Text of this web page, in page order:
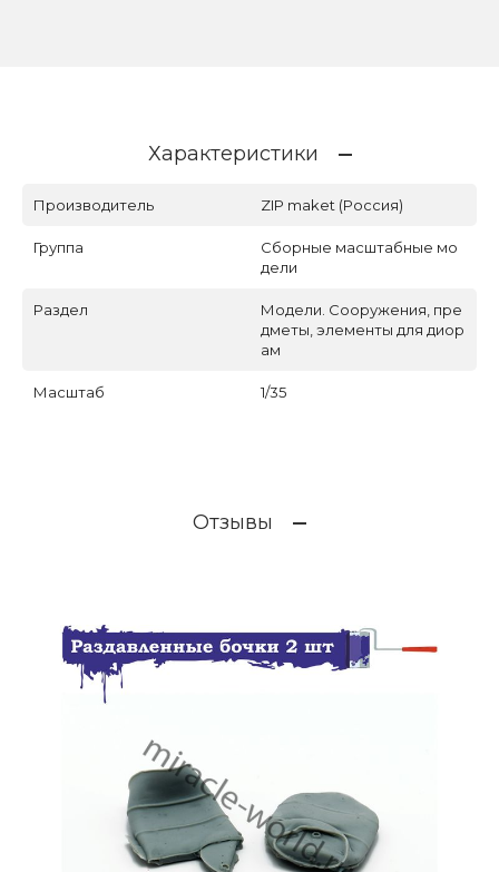
Характеристики
Производитель ZIP maket (Россия)
Группа
Сборные масштабные мо
дели
Раздел
Модели. Сооружения, пре
дметы, элементы для диор
ам
Масштаб 1/35
Отзывы